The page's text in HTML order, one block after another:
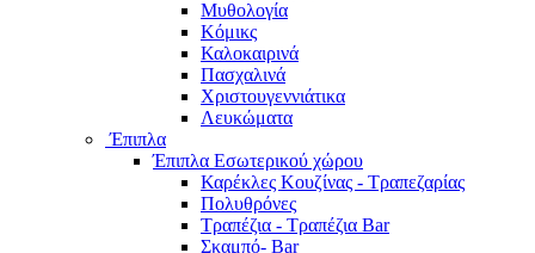
Μυθολογία
Κόμικς
Καλοκαιρινά
Πασχαλινά
Χριστουγεννιάτικα
Λευκώματα
Έπιπλα
Έπιπλα Εσωτερικού χώρου
Καρέκλες Κουζίνας - Τραπεζαρίας
Πολυθρόνες
Τραπέζια - Τραπέζια Bar
Σκαμπό- Bar